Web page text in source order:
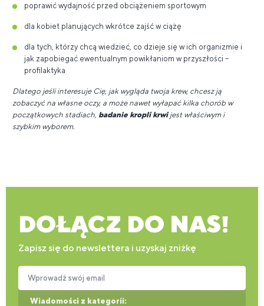
poprawić wydajność przed obciążeniem sportowym
dla kobiet planujących wkrótce zajść w ciążę
dla tych, którzy chcą wiedzieć, co dzieje się w ich organizmie i
jak zapobiegać ewentualnym powikłaniom w przyszłości –
profilaktyka
Dlatego jeśli interesuje Cię, jak wygląda twoja krew, chcesz ją
zobaczyć na własne oczy, a może nawet wyłapać kilka chorób w
początkowych stadiach, badanie kropli krwijest właściwym i
szybkim wyborem.
DOŁĄCZ DO NAS!
Zapisz się do newslettera i uzyskaj zniżkę
Wiadomości z kategorii:
Wprowadź swój email